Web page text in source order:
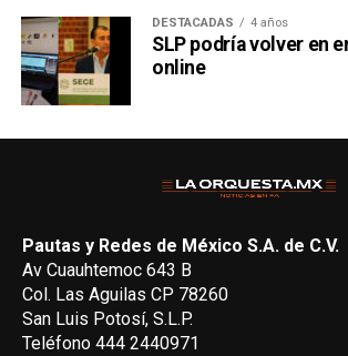
DESTACADAS 4 años
SLP podría volver en
online
Pautas y Redes de México S.A. de C.V.
Av Cuauhtemoc 643 B
Col. Las Aguilas CP 78260
San Luis Potosí, S.L.P.
Teléfono 444 2440971